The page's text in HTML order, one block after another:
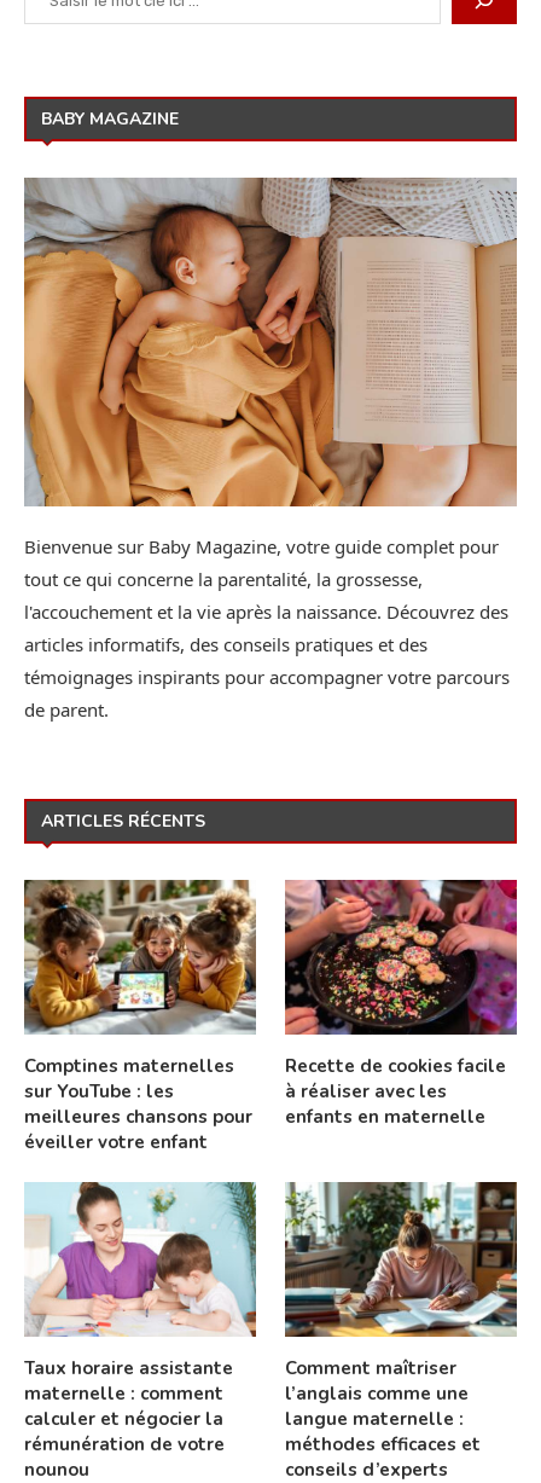
BABY MAGAZINE
Bienvenue sur Baby Magazine, votre guide complet pour
tout ce qui concerne la parentalité, la grossesse,
l'accouchement et la vie après la naissance. Découvrez des
articles informatifs, des conseils pratiques et des
témoignages inspirants pour accompagner votre parcours
de parent.
ARTICLES RÉCENTS
Comptines maternelles
sur YouTube : les
meilleures chansons pour
éveiller votre enfant
Recette de cookies facile
à réaliser avec les
enfants en maternelle
Taux horaire assistante
maternelle : comment
calculer et négocier la
rémunération de votre
nounou
Comment maîtriser
l’anglais comme une
langue maternelle :
méthodes efficaces et
conseils d’experts